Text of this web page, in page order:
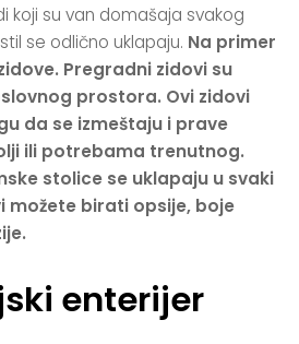
koji su van domašaja svakog
se odlično uklapaju. Na primer
Pregradni zidovi su
prostora. Ovi zidovi
da se izmeštaju i prave
ili potrebama trenutnog.
stolice se uklapaju u svaki
možete birati opsije, boje
enterijer